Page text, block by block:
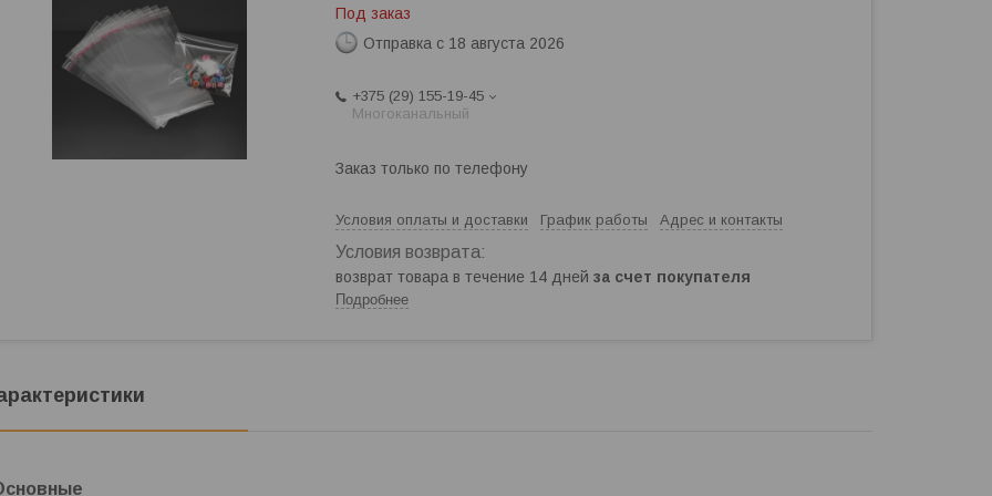
Под заказ
Отправка с 18 августа 2026
+375 (29) 155-19-45
Многоканальный
Заказ только по телефону
Условия оплаты и доставки График работы Адрес и контакты
возврат товара в течение 14 дней за счет покупателя
Подробнее